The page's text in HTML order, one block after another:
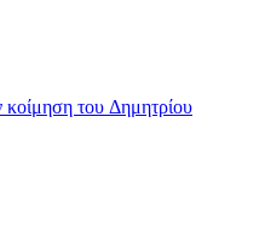
κοίμηση του Δημητρίου